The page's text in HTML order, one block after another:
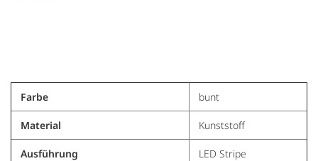
Farbe bunt
Material Kunststoff
Ausführung LED Stripe